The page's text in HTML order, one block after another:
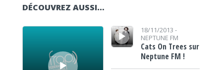
DÉCOUVREZ AUSSI…
Lecteur audio
Lecteur audio18/11/2013 -
NEPTUNE FM
Cats On Trees sur
Neptune FM !